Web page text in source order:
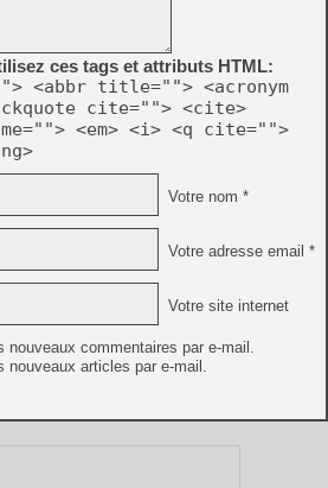
ces tags et attributs HTML:
<abbr title=""> <acronym
cite=""> <cite>
<em> <i> <q cite="">
Votre nom *
Votre adresse email *
Votre site internet
nouveaux commentaires par e-mail.
nouveaux articles par e-mail.